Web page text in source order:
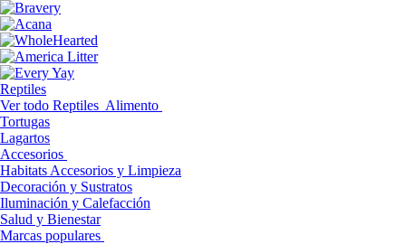
Reptiles
Ver todo Reptiles Alimento
Tortugas
Lagartos
Accesorios
Habitats Accesorios y Limpieza
Decoración y Sustratos
Iluminación y Calefacción
Salud y Bienestar
Marcas populares